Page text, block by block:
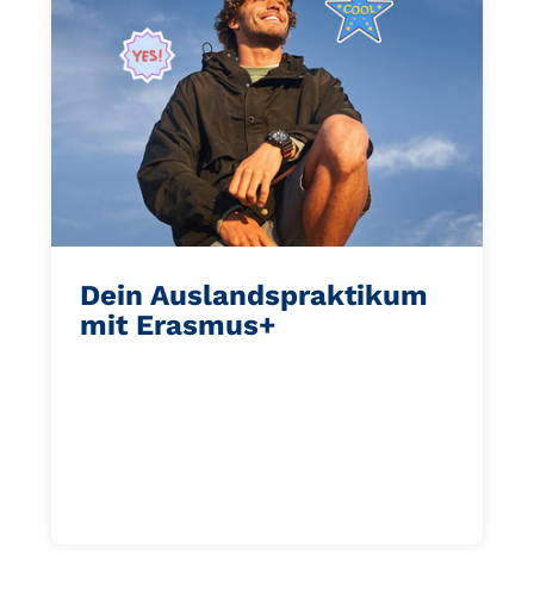
Dein Auslandspraktikum
mit Erasmus+